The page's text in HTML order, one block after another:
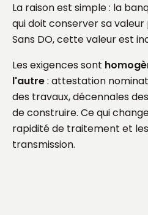
La raison est simple : la
qui doit conserver sa valeur
Sans DO, cette valeur est
Les exigences sont
l'autre: attestation
des travaux, décennales
de construire. Ce qui
rapidité de traitement et
transmission.